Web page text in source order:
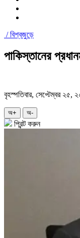
/বিশ্বজুড়ে
পাকিস্তানের
বৃহস্পতিবার, সেপ্টেম্বর ২৫,
অ+ অ-
প্রিন্ট করুন